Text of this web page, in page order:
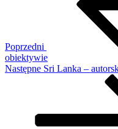
Poprzedni
obiektywie
Następny
Następne Sri Lanka –